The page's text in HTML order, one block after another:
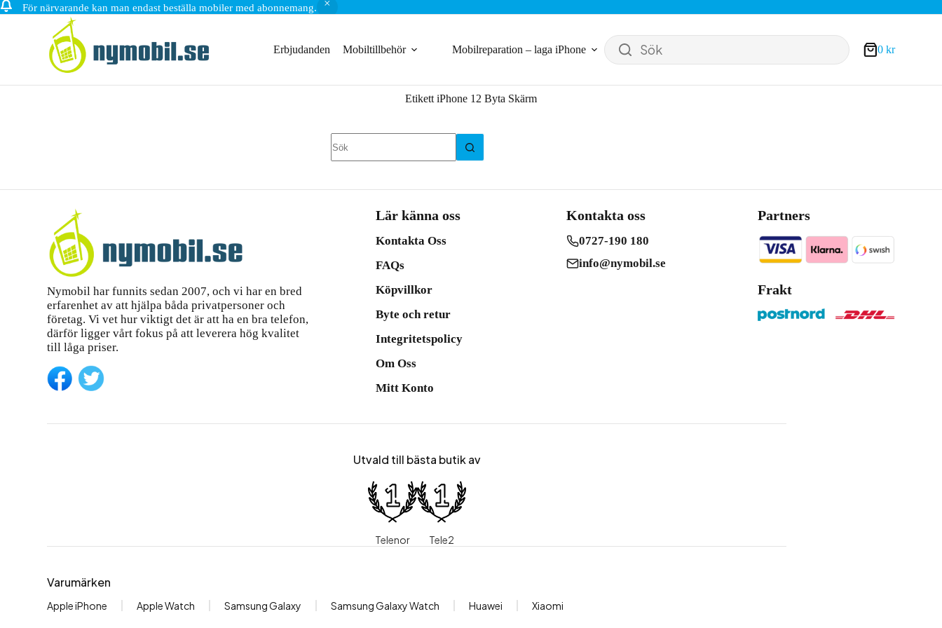
För närvarande kan man endast beställa mobiler med abonnemang.
Erbjudanden Mobiltillbehör Mobilreparation – laga iPhone Sök Varukorg
0 kr
Etikett iPhone 12 Byta Skärm
resultat
Nymobil har funnits sedan 2007, och vi har en bred
erfarenhet av att hjälpa båda privatpersoner och
företag. Vi vet hur viktigt det är att ha en bra telefon,
därför ligger vårt fokus på att leverera hög kvalitet
till låga priser.
Lär känna oss
Kontakta Oss
FAQs
Köpvillkor
Byte och retur
Integritetspolicy
Om Oss
Mitt Konto
Kontakta oss
0727-190 180
info@nymobil.se
Partners
Frakt
Utvald till bästa butik av
Telenor Tele2
Varumärken
Apple iPhone Apple Watch Samsung Galaxy Samsung Galaxy Watch Huawei Xiaomi